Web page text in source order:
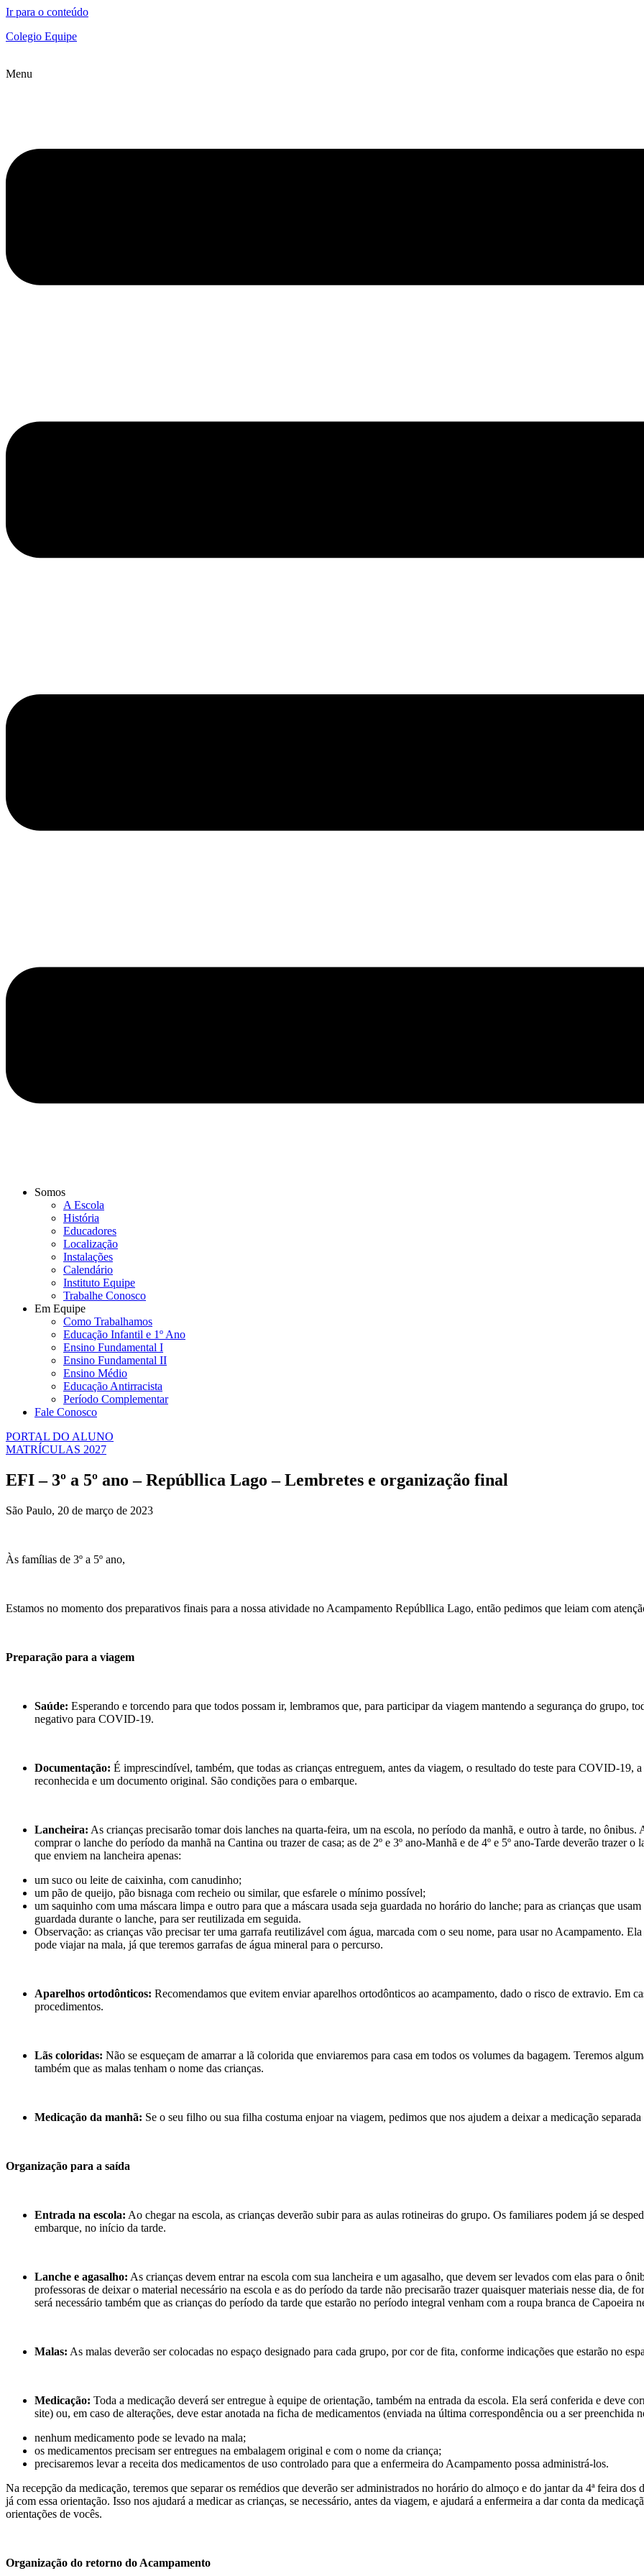
Ir para o conteúdo
Colegio Equipe
Menu
Somos
A Escola
História
Educadores
Localização
Instalações
Calendário
Instituto Equipe
Trabalhe Conosco
Em Equipe
Como Trabalhamos
Educação Infantil e 1º Ano
Ensino Fundamental I
Ensino Fundamental II
Ensino Médio
Educação Antirracista
Período Complementar
Fale Conosco
PORTAL DO ALUNO
MATRÍCULAS 2027
EFI – 3º a 5º ano – Repúbllica Lago – Lembretes e organização final
São Paulo, 20 de março de 2023
Às famílias de 3º a 5º ano,
Estamos no momento dos preparativos finais para a nossa atividade no Acampamento Repúbllica Lago, então pedimos que leiam com
Preparação para a viagem
Saúde: Esperando e torcendo para que todos possam ir, lembramos que, para participar da viagem mantendo a segurança do grupo,
negativo para COVID-19.
Documentação: É imprescindível, também, que todas as crianças entreguem, antes da viagem, o resultado do teste para COVID-19,
reconhecida e um documento original. São condições para o embarque.
Lancheira: As crianças precisarão tomar dois lanches na quarta-feira, um na escola, no período da manhã, e outro à tarde, no ônibus.
comprar o lanche do período da manhã na Cantina ou trazer de casa; as de 2º e 3º ano-Manhã e de 4º e 5º ano-Tarde deverão trazer
que enviem na lancheira apenas:
um suco ou leite de caixinha, com canudinho;
um pão de queijo, pão bisnaga com recheio ou similar, que esfarele o mínimo possível;
um saquinho com uma máscara limpa e outro para que a máscara usada seja guardada no horário do lanche; para as crianças que
guardada durante o lanche, para ser reutilizada em seguida.
Observação: as crianças vão precisar ter uma garrafa reutilizável com água, marcada com o seu nome, para usar no Acampamento.
pode viajar na mala, já que teremos garrafas de água mineral para o percurso.
Aparelhos ortodônticos: Recomendamos que evitem enviar aparelhos ortodônticos ao acampamento, dado o risco de extravio. Em
procedimentos.
Lãs coloridas: Não se esqueçam de amarrar a lã colorida que enviaremos para casa em todos os volumes da bagagem. Teremos
também que as malas tenham o nome das crianças.
Medicação da manhã: Se o seu filho ou sua filha costuma enjoar na viagem, pedimos que nos ajudem a deixar a medicação
Organização para a saída
Entrada na escola: Ao chegar na escola, as crianças deverão subir para as aulas rotineiras do grupo. Os familiares podem já se
embarque, no início da tarde.
Lanche e agasalho: As crianças devem entrar na escola com sua lancheira e um agasalho, que devem ser levados com elas para o
professoras de deixar o material necessário na escola e as do período da tarde não precisarão trazer quaisquer materiais nesse dia, de
será necessário também que as crianças do período da tarde que estarão no período integral venham com a roupa branca de Capoeira
Malas: As malas deverão ser colocadas no espaço designado para cada grupo, por cor de fita, conforme indicações que estarão no
Medicação: Toda a medicação deverá ser entregue à equipe de orientação, também na entrada da escola. Ela será conferida e deve
site) ou, em caso de alterações, deve estar anotada na ficha de medicamentos (enviada na última correspondência ou a ser preenchida
nenhum medicamento pode se levado na mala;
os medicamentos precisam ser entregues na embalagem original e com o nome da criança;
precisaremos levar a receita dos medicamentos de uso controlado para que a enfermeira do Acampamento possa administrá-los.
Na recepção da medicação, teremos que separar os remédios que deverão ser administrados no horário do almoço e do jantar da 4ª feira
já com essa orientação. Isso nos ajudará a medicar as crianças, se necessário, antes da viagem, e ajudará a enfermeira a dar conta da
orientações de vocês.
Organização do retorno do Acampamento